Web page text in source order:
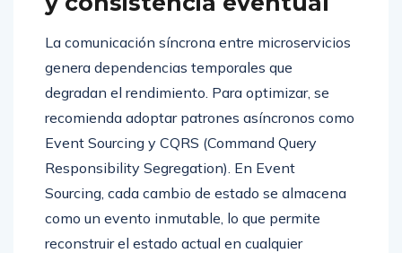
La comunicación síncrona entre microservicios
genera dependencias temporales que
degradan el rendimiento. Para optimizar, se
recomienda adoptar patrones asíncronos como
Event Sourcing y CQRS (Command Query
Responsibility Segregation). En Event
Sourcing, cada cambio de estado se almacena
como un evento inmutable, lo que permite
reconstruir el estado actual en cualquier